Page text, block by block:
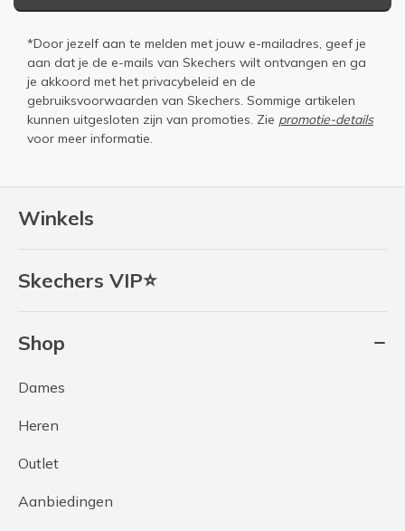
Winkels
Skechers VIP⭐
Shop
Dames
Heren
Outlet
Aanbiedingen
*Door jezelf aan te melden met jouw e-mailadres, geef je
aan dat je de e-mails van Skechers wilt ontvangen en ga
je akkoord met het privacybeleid en de
gebruiksvoorwaarden van Skechers. Sommige artikelen
kunnen uitgesloten zijn van promoties. Zie promotie-details
voor meer informatie.